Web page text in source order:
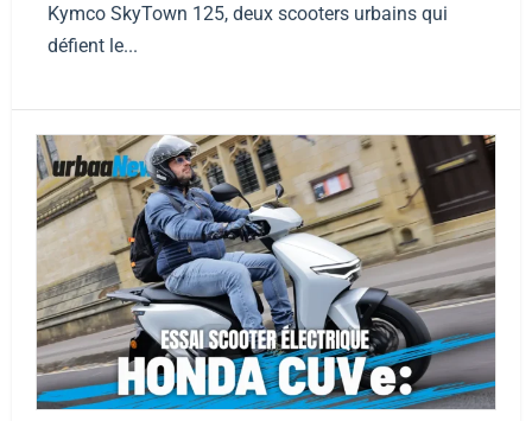
Kymco SkyTown 125, deux scooters urbains qui
défient le...